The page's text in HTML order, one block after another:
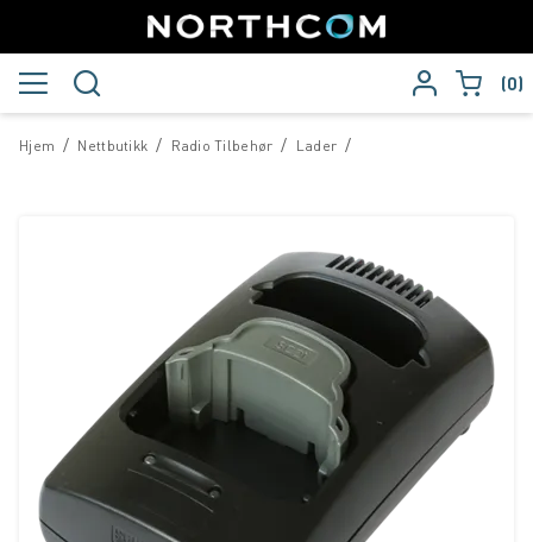
0
/
Hjem /
Nettbutikk /
Radio Tilbehør /
Lader